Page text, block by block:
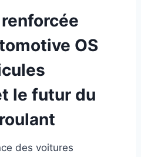
OS
le futur du
des voitures